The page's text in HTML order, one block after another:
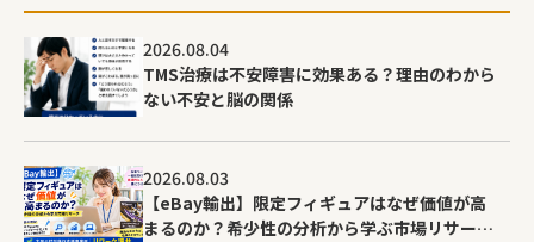
2026.08.04
TMS治療は不安障害に効果ある？理由のわから
ない不安と脳の関係
2026.08.03
【eBay輸出】限定フィギュアはなぜ価値が高
まるのか？希少性の分析から学ぶ市場リサーチ